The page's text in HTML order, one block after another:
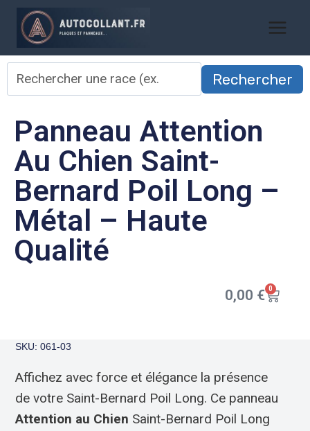
Rechercher
Panneau Attention
Au Chien Saint-
Bernard Poil Long –
Métal – Haute
Qualité
0,00 € 0
SKU: 061-03
Affichez avec force et élégance la présence
de votre Saint-Bernard Poil Long. Ce panneau
Attention au Chien Saint-Bernard Poil Long